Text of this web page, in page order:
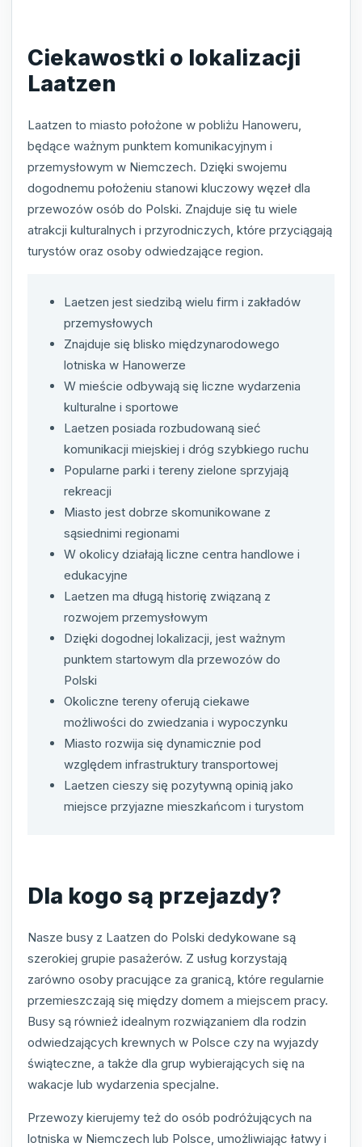
Ciekawostki o lokalizacji
Laatzen
Laatzen to miasto położone w pobliżu Hanoweru,
będące ważnym punktem komunikacyjnym i
przemysłowym w Niemczech. Dzięki swojemu
dogodnemu położeniu stanowi kluczowy węzeł dla
przewozów osób do Polski. Znajduje się tu wiele
atrakcji kulturalnych i przyrodniczych, które przyciągają
turystów oraz osoby odwiedzające region.
Laetzen jest siedzibą wielu firm i zakładów
przemysłowych
Znajduje się blisko międzynarodowego
lotniska w Hanowerze
W mieście odbywają się liczne wydarzenia
kulturalne i sportowe
Laetzen posiada rozbudowaną sieć
komunikacji miejskiej i dróg szybkiego ruchu
Popularne parki i tereny zielone sprzyjają
rekreacji
Miasto jest dobrze skomunikowane z
sąsiednimi regionami
W okolicy działają liczne centra handlowe i
edukacyjne
Laetzen ma długą historię związaną z
rozwojem przemysłowym
Dzięki dogodnej lokalizacji, jest ważnym
punktem startowym dla przewozów do
Polski
Okoliczne tereny oferują ciekawe
możliwości do zwiedzania i wypoczynku
Miasto rozwija się dynamicznie pod
względem infrastruktury transportowej
Laetzen cieszy się pozytywną opinią jako
miejsce przyjazne mieszkańcom i turystom
Dla kogo są przejazdy?
Nasze busy z Laatzen do Polski dedykowane są
szerokiej grupie pasażerów. Z usług korzystają
zarówno osoby pracujące za granicą, które regularnie
przemieszczają się między domem a miejscem pracy.
Busy są również idealnym rozwiązaniem dla rodzin
odwiedzających krewnych w Polsce czy na wyjazdy
świąteczne, a także dla grup wybierających się na
wakacje lub wydarzenia specjalne.
Przewozy kierujemy też do osób podróżujących na
lotniska w Niemczech lub Polsce, umożliwiając łatwy i